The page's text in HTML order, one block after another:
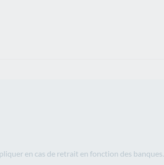
en cas de retrait en fonction des banques.